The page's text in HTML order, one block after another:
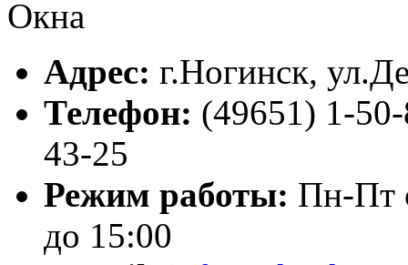
Адрес: г.Ногинск,
Телефон: (49651) 1-
43-25
Режим работы: Пн-Пт
до 15:00